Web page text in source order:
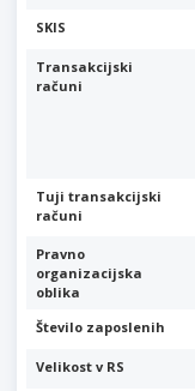
SKIS
Transakcijski
računi
Tuji transakcijski
računi
Pravno
organizacijska
oblika
Število zaposlenih
Velikost v RS